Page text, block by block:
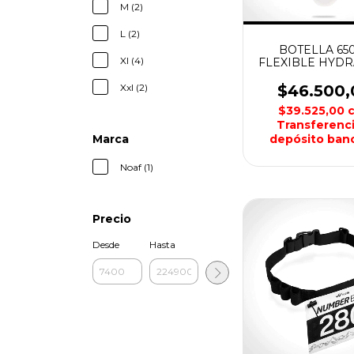
M (2)
L (2)
Xl (4)
Xxl (2)
Marca
Noaf (1)
Precio
Desde Hasta
BOTELLA
FLEXIBLE
SERIES
$39.525,00
depósito